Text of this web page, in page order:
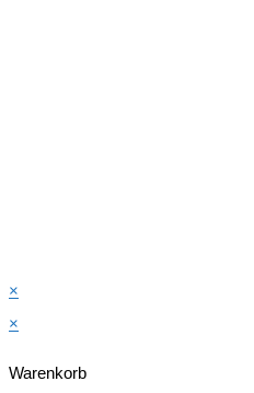
×
×
Warenkorb